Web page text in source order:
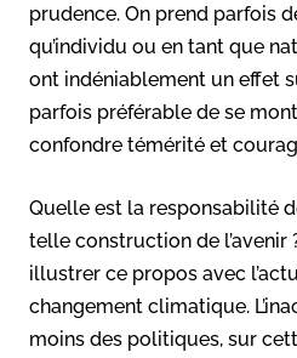
prudence. On prend parfois
qu’individu ou en tant que
ont indéniablement un effet
parfois préférable de se
confondre témérité et
Quelle est la responsabilité
telle construction de l’avenir
illustrer ce propos avec
changement climatique.
moins des politiques, sur